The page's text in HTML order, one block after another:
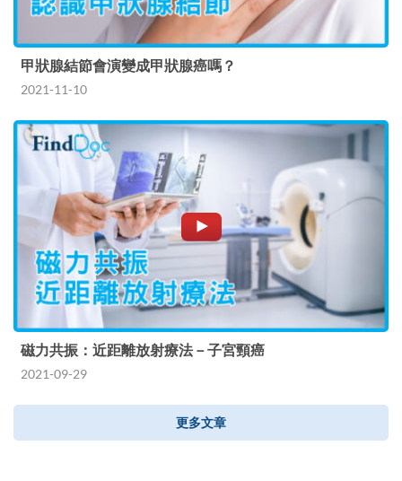
甲狀腺結節會演變成甲狀腺癌嗎？
2021-11-10
磁力共振：近距離放射療法－子宮頸癌
2021-09-29
更多文章